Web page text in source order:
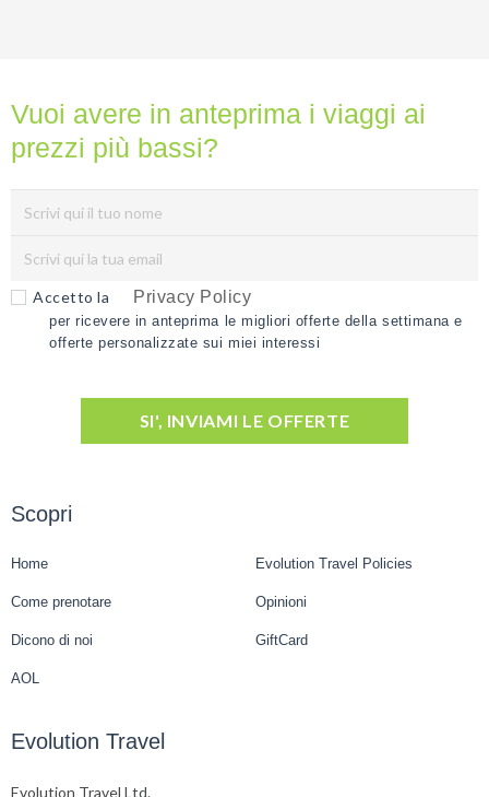
Vuoi avere in anteprima i viaggi ai
prezzi più bassi?
Accetto la Privacy Policy
per ricevere in anteprima le migliori offerte della settimana e
offerte personalizzate sui miei interessi
SI', INVIAMI LE OFFERTE
Scopri
Home Evolution Travel Policies
Come prenotare Opinioni
Dicono di noi GiftCard
AOL
Evolution Travel
Evolution Travel Ltd.